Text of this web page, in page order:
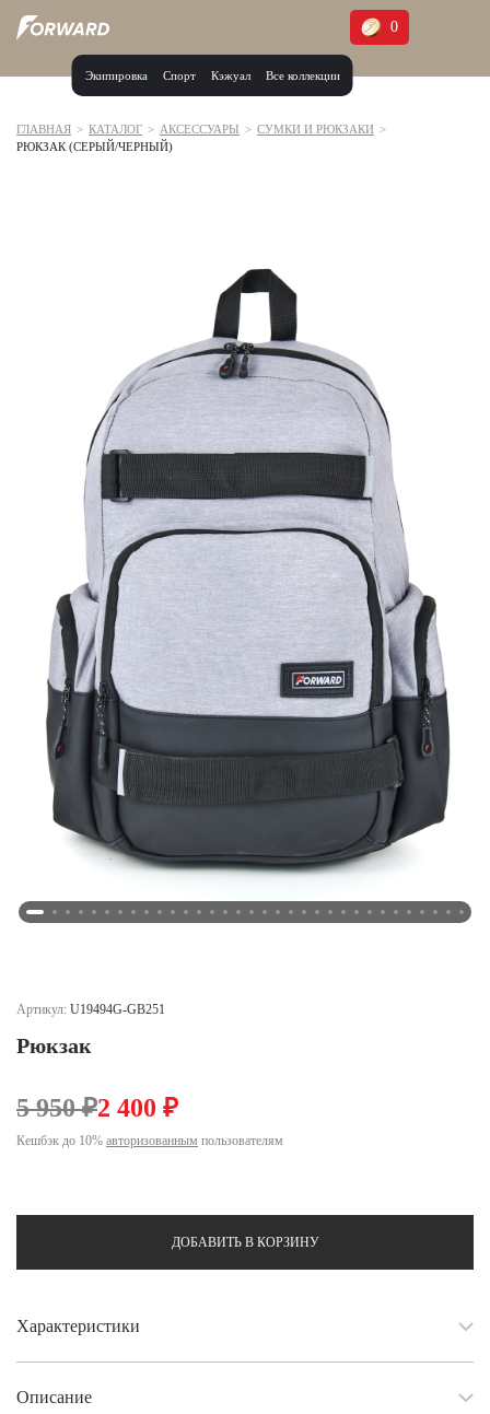
Экипировка Спорт Кэжуал Все коллекции
0
Москва и МО
Краснодарский край (5)
Красноярский край (5)
Курская область (1)
Москва и МО (14)
Нижегородская область (1)
Новосибирская область (3)
Омская область (5)
Республика Башкортостан (3)
Республика Крым (1)
Республика Татарстан (2)
Ростовская область (2)
Самарская область (1)
Санкт-Петербург и ЛО (3)
Саратовская область (1)
Свердловская область (5)
Северная Осетия (2)
Смоленская область (1)
Ставропольский край (5)
Тульская область (1)
Тюменская область (3)
ГЛАВНАЯ > КАТАЛОГ > АКСЕССУАРЫ > СУМКИ И РЮКЗАКИ >
РЮКЗАК (СЕРЫЙ/ЧЕРНЫЙ)
Артикул: U19494G-GB251
Рюкзак
5 950 ₽2 400 ₽
Кешбэк до 10% авторизованным пользователям
ДОБАВИТЬ В КОРЗИНУ
Характеристики
Описание